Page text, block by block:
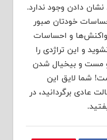
دادن وجود ندارد.
خودتان صبور
و احساسات
و این تراژدی را
و مست و بیخیال شدن
شما لایق این
عادی برگردانید، در